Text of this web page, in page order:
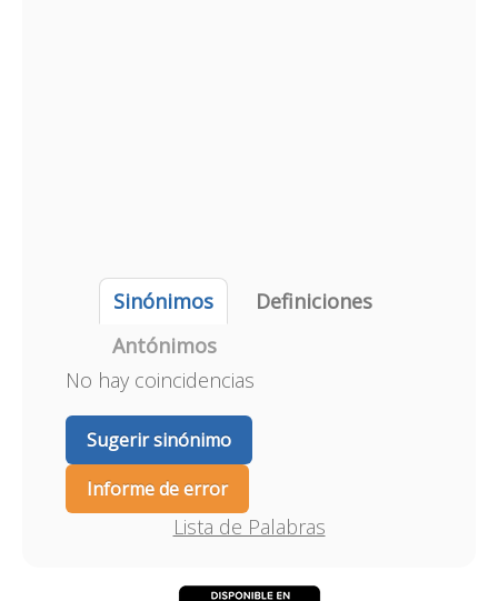
Sinónimos
Definiciones
Antónimos
No hay coincidencias
Sugerir sinónimo
Informe de error
Lista de Palabras